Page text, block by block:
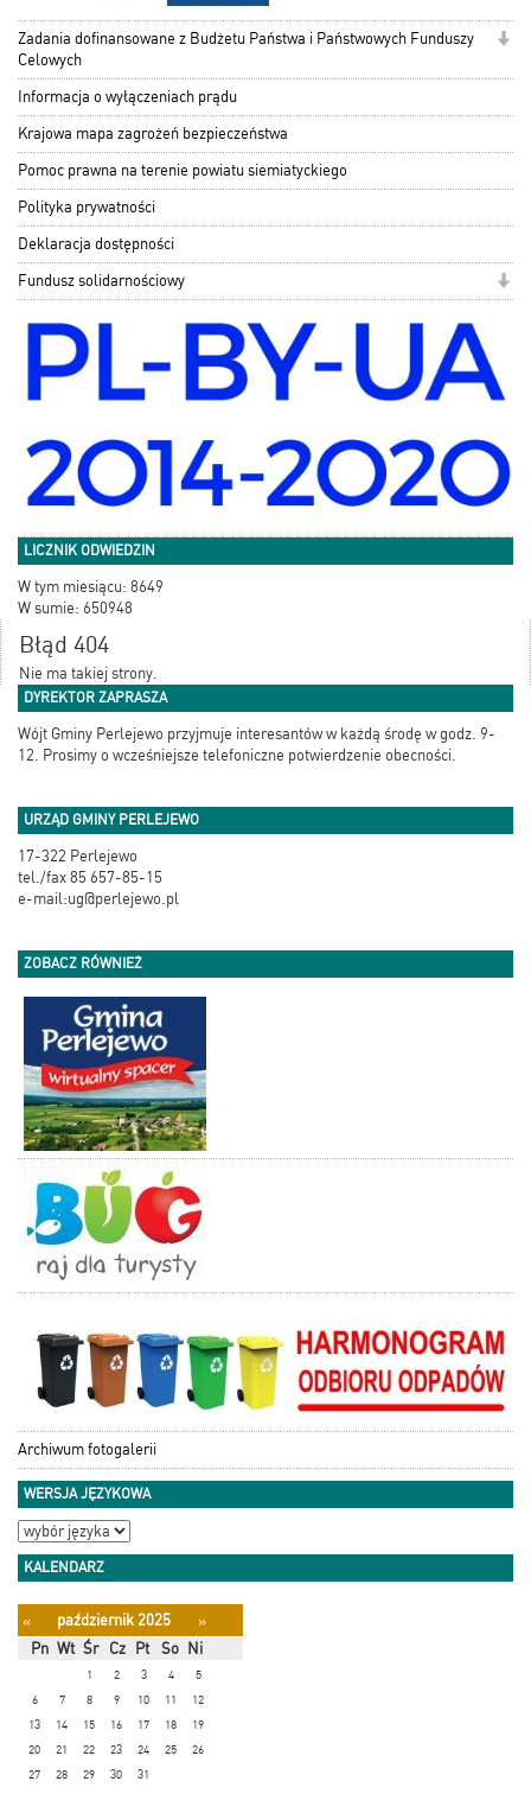
Zadania dofinansowane z Budżetu Państwa i Państwowych Funduszy
Celowych
Informacja o wyłączeniach prądu
Krajowa mapa zagrożeń bezpieczeństwa
Pomoc prawna na terenie powiatu siemiatyckiego
Polityka prywatności
Deklaracja dostępności
Fundusz solidarnościowy
LICZNIK ODWIEDZIN
W tym miesiącu: 8649
W sumie: 650948
Błąd 404
Nie ma takiej strony.
DYREKTOR ZAPRASZA
Wójt Gminy Perlejewo przyjmuje interesantów w każdą środę w godz. 9-
12. Prosimy o wcześniejsze telefoniczne potwierdzenie obecności.
URZĄD GMINY PERLEJEWO
17-322 Perlejewo
tel./fax 85 657-85-15
e-mail:ug@perlejewo.pl
ZOBACZ RÓWNIEŻ
Archiwum fotogalerii
WERSJA JĘZYKOWA
KALENDARZ
« październik 2025
»
Pn Wt Śr Cz Pt So Ni
1 2 3 4
5
6
7 8 9 10 11
12
13
14 15 16 17 18
19
20
21 22 23 24 25
26
27
28 29 30 31